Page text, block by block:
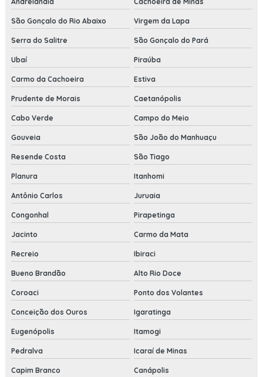
São Gonçalo do Rio Abaixo Virgem da Lapa
Serra do Salitre São Gonçalo do Pará
Ubaí Piraúba
Carmo da Cachoeira Estiva
Prudente de Morais Caetanópolis
Cabo Verde Campo do Meio
Gouveia São João do Manhuaçu
Resende Costa São Tiago
Planura Itanhomi
Antônio Carlos Juruaia
Congonhal Pirapetinga
Jacinto Carmo da Mata
Recreio Ibiraci
Bueno Brandão Alto Rio Doce
Coroaci Ponto dos Volantes
Conceição dos Ouros Igaratinga
Eugenópolis Itamogi
Pedralva Icaraí de Minas
Capim Branco Canápolis